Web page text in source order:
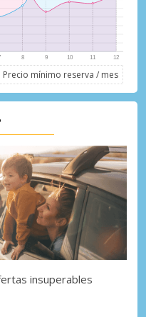
Precio mínimo reserva / mes
insuperables